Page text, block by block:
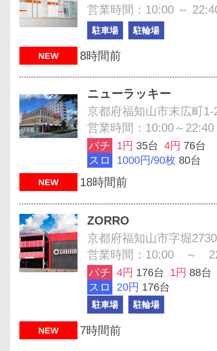
営業時間：10:00 ～
駐車場 駐輪場
NEW 8時間前
ニューラッキー
京都府福知山市末広町1-
営業時間：10:00～22:40
パチ 1円 35台 4円 76台
スロ
1000円/90枚 80台
NEW 18時間前
ZORRO
京都府福知山市字堀
営業時間：10:00 ～
パチ 4円 176台 1円 88台
スロ
20円 176台
駐車場 駐輪場
NEW 7時間前